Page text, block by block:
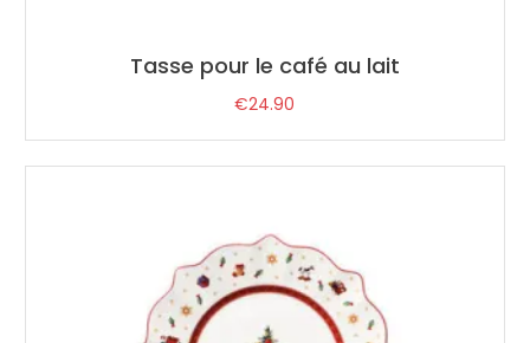
Tasse pour le café au lait
€24.90